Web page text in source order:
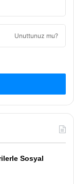
Unuttunuz mu?
Sosyal